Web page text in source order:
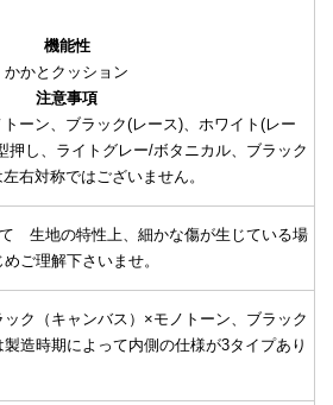
機能性
かかとクッション
注意事項
ーン、ブラック(レース)、ホワイト(レー
押し、ライトグレー/ボタニカル、ブラック
右対称ではございません。
生地の特性上、細かな傷が生じている場
ご理解下さいませ。
ク（キャンバス）×モノトーン、ブラック
造時期によって内側の仕様が3タイプあり